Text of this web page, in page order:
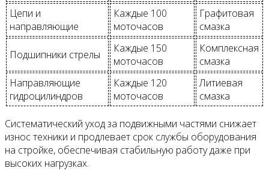
Цепи и
направляющие
Каждые 100
моточасов
Графитовая
смазка
Подшипники стрелы
Каждые 150
моточасов
Комплексная
смазка
Направляющие
гидроцилиндров
Каждые 120
моточасов
Литиевая
смазка
Систематический уход за подвижными частями снижает
износ техники и продлевает срок службы оборудования
на стройке, обеспечивая стабильную работу даже при
высоких нагрузках.